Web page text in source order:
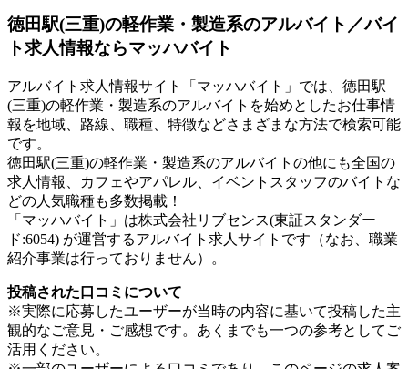
徳田駅(三重)の軽作業・製造系のアルバイト／バイ
ト求人情報ならマッハバイト
アルバイト求人情報サイト「マッハバイト」では、徳田駅
(三重)の軽作業・製造系のアルバイトを始めとしたお仕事情
報を地域、路線、職種、特徴などさまざまな方法で検索可能
です。
徳田駅(三重)の軽作業・製造系のアルバイトの他にも全国の
求人情報、カフェやアパレル、イベントスタッフのバイトな
どの人気職種も多数掲載！
「マッハバイト」は株式会社リブセンス(東証スタンダー
ド:6054) が運営するアルバイト求人サイトです（なお、職業
紹介事業は行っておりません）。
投稿された口コミについて
※実際に応募したユーザーが当時の内容に基いて投稿した主
観的なご意見・ご感想です。あくまでも一つの参考としてご
活用ください。